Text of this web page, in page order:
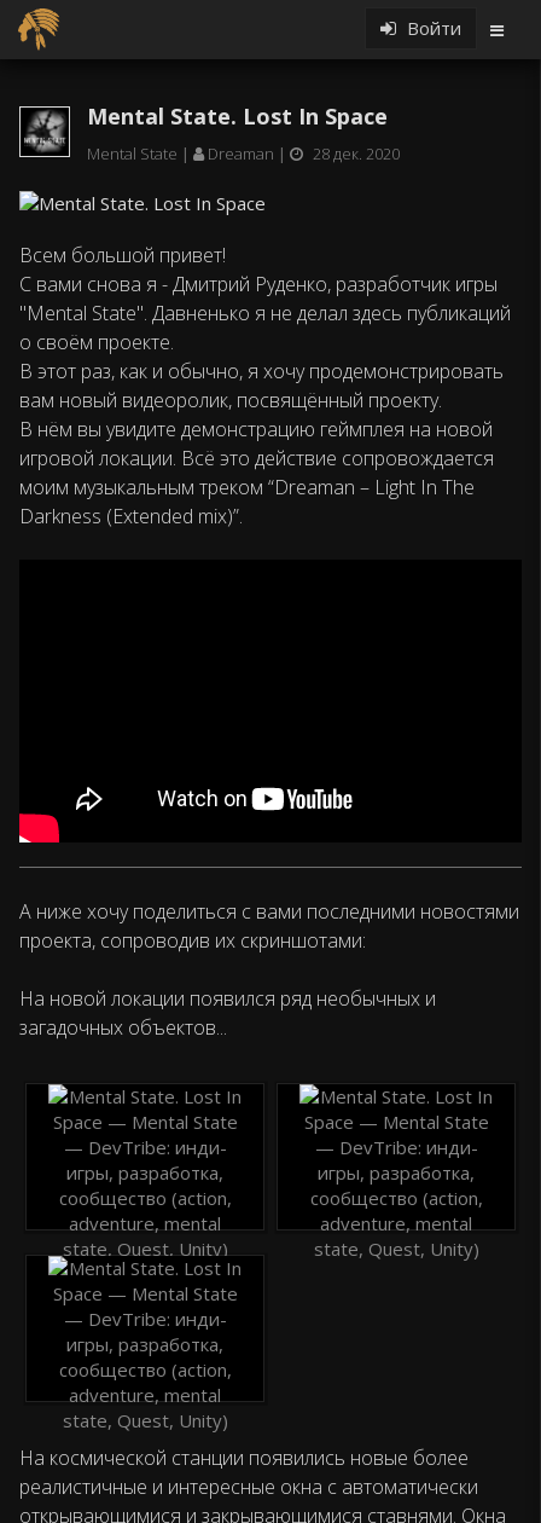
Войти
Mental State. Lost In Space
Mental State Dreaman 28 дек. 2020
Всем большой привет!
С вами снова я - Дмитрий Руденко, разработчик игры
"Mental State". Давненько я не делал здесь публикаций
о своём проекте.
В этот раз, как и обычно, я хочу продемонстрировать
вам новый видеоролик, посвящённый проекту.
В нём вы увидите демонстрацию геймплея на новой
игровой локации. Всё это действие сопровождается
моим музыкальным треком “Dreaman – Light In The
Darkness (Extended mix)”.
А ниже хочу поделиться с вами последними новостями
проекта, сопроводив их скриншотами:
На новой локации появился ряд необычных и
загадочных объектов...
На космической станции появились новые более
реалистичные и интересные окна с автоматически
открывающимися и закрывающимися ставнями. Окна